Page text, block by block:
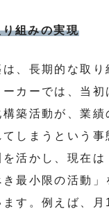
組みの実現
、長期的な取り
カーでは、当初
築活動が、業績
しまうという事
を活かし、現在は
き最小限の活動」
す。例えば、月